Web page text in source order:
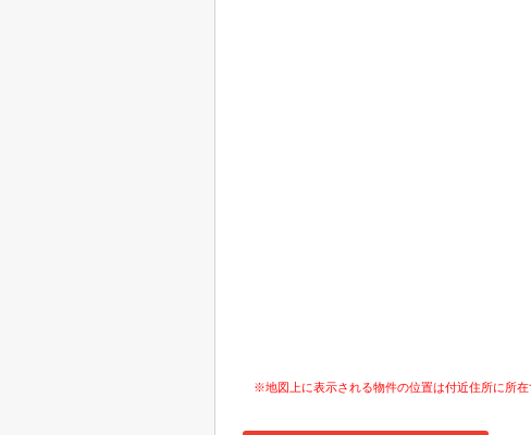
※地図上に表示される物件の位置は付近住所に所